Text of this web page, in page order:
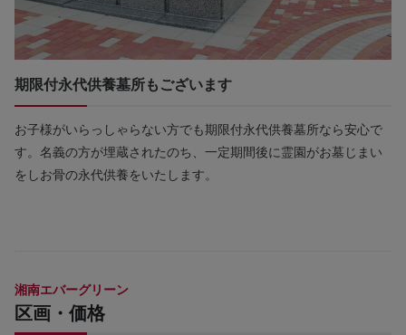
期限付永代供養墓所もございます
お子様がいらっしゃらない方でも期限付永代供養墓所なら安心で
す。名義の方が埋蔵されたのち、一定期間後に霊園がお墓じまい
をしお骨の永代供養をいたします。
湘南エバーグリーン
区画・価格